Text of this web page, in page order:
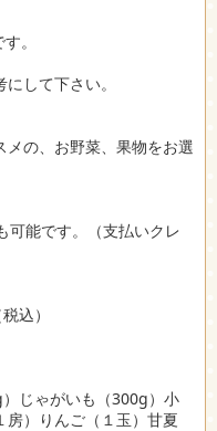
。
して下さい。
の、お野菜、果物をお選
可能です。（支払いクレ
込）
じゃがいも（300g）小
）りんご（１玉）甘夏